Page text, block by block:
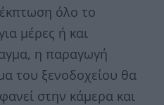
όλο το
μέρες ή και
η παραγωγή
του ξενοδοχείου θα
στην κάμερα και